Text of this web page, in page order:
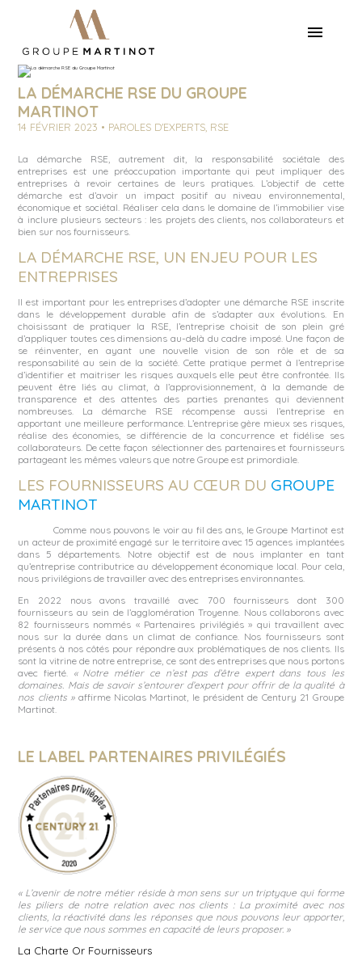
LA DÉMARCHE RSE DU GROUPE
MARTINOT
14 FÉVRIER 2023 • PAROLES D'EXPERTS, RSE
La démarche RSE, autrement dit, la responsabilité sociétale des
entreprises est une préoccupation importante qui peut impliquer des
entreprises à revoir certaines de leurs pratiques. L’objectif de cette
démarche est d’avoir un impact positif au niveau environnemental,
économique et sociétal. Réaliser cela dans le domaine de l’immobilier vise
à inclure plusieurs secteurs : les projets des clients, nos collaborateurs et
bien sur nos fournisseurs.
LA DÉMARCHE RSE, UN ENJEU POUR LES
ENTREPRISES
Il est important pour les entreprises d’adopter une démarche RSE inscrite
dans le développement durable afin de s’adapter aux évolutions. En
choisissant de pratiquer la RSE, l’entreprise choisit de son plein gré
d’appliquer toutes ces dimensions au-delà du cadre imposé. Une façon de
se réinventer, en ayant une nouvelle vision de son rôle et de sa
responsabilité au sein de la société. Cette pratique permet à l’entreprise
d’identifier et maitriser les risques auxquels elle peut être confrontée. Ils
peuvent être liés au climat, à l’approvisionnement, à la demande de
transparence et des attentes des parties prenantes qui deviennent
nombreuses. La démarche RSE récompense aussi l’entreprise en
apportant une meilleure performance. L’entreprise gère mieux ses risques,
réalise des économies, se différencie de la concurrence et fidélise ses
collaborateurs. De cette façon sélectionner des partenaires et fournisseurs
partageant les mêmes valeurs que notre Groupe est primordiale.
LES FOURNISSEURS AU CŒUR DU GROUPE
MARTINOT
Comme nous pouvons le voir au fil des ans, le Groupe Martinot est
un acteur de proximité engagé sur le territoire avec 15 agences implantées
dans 5 départements. Notre objectif est de nous implanter en tant
qu’entreprise contributrice au développement économique local. Pour cela,
nous privilégions de travailler avec des entreprises environnantes.
En 2022 nous avons travaillé avec 700 fournisseurs dont 300
fournisseurs au sein de l’agglomération Troyenne. Nous collaborons avec
82 fournisseurs nommés « Partenaires privilégiés » qui travaillent avec
nous sur la durée dans un climat de confiance. Nos fournisseurs sont
présents à nos côtés pour répondre aux problématiques de nos clients. Ils
sont la vitrine de notre entreprise, ce sont des entreprises que nous portons
avec fierté. « Notre métier ce n’est pas d’être expert dans tous les
domaines. Mais de savoir s’entourer d’expert pour offrir de la qualité à
nos clients »affirme Nicolas Martinot, le président de Century 21 Groupe
Martinot.
LE LABEL PARTENAIRES PRIVILÉGIÉS
« L’avenir de notre métier réside à mon sens sur un triptyque qui forme
les piliers de notre relation avec nos clients : La proximité avec nos
clients, la réactivité dans les réponses que nous pouvons leur apporter,
le service que nous sommes en capacité de leurs proposer. »
La Charte Or Fournisseurs